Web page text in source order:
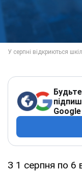
Google
З 1 серпня по 6